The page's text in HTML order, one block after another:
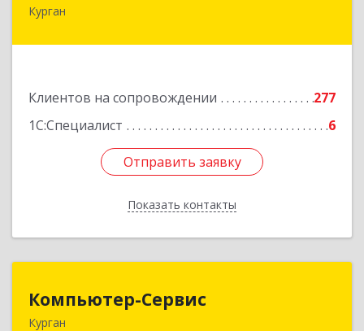
Курган
Клиентов на сопровождении
277
1С:Специалист
6
Отправить заявку
Показать контакты
640002, Курганская обл, Курган г, М.Горького
Отправить заявку
Назад
Компьютер-Сервис
Курган